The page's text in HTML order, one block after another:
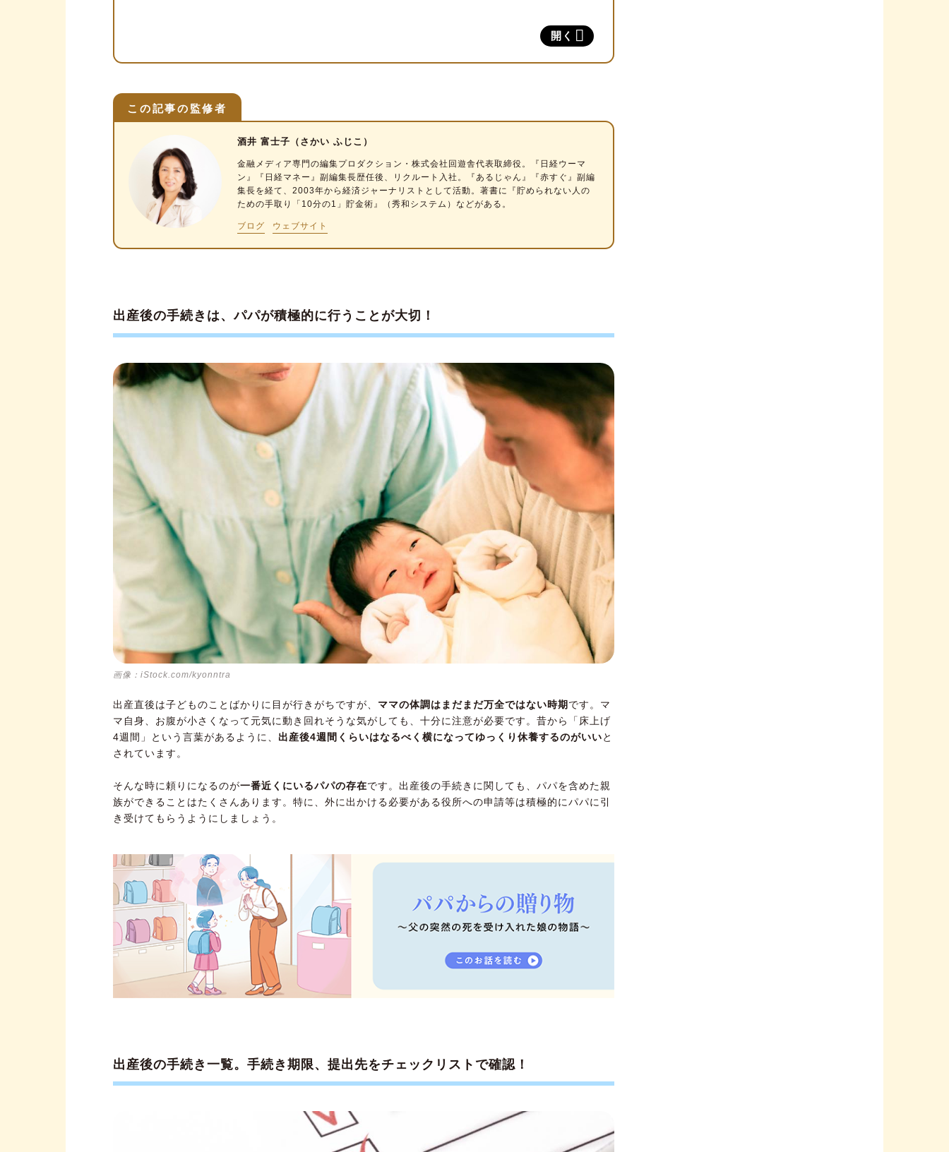
開く
「市区町村の役所」で行う手続き期限と必要なもの
②マイナンバーカードの申請【期限：なし】
③児童手当の申請【期限：産後15日以内】
④子ども医療費助成の申請【期限：自治体により異なる】
「会社・健康保険組合」をとおして行う手続き期限と必要なもの
①出産育児一時金の申請【期限：「直接支払制度」利用の場合、出産の3～4カ月
③育児休業給付金の申請【期限：育児休業開始から4カ月を経過する日の属する月
末まで】
末まで】
⑤出生後休業支援給付金の申請【期限：子の出生日から2カ月後の月末まで】
⑥高額療養費制度の利用申請【期限：診療を受けた月の翌月の初日から2年以内】
⑦出産手当金の申請【産休開始の翌日から2年以内】
「その他」の手続き期限と必要なもの
①民間の医療保険の給付金請求【期限：契約内容により異なる】
②医療費控除の申請【期限：5年後の確定申告まで】
里帰り出産、自営業者…こんな場合どうする？ 手続きの注意点
（1）妊娠を機に退職する方の場合
（2）里帰り出産する方の場合
（3）自営業の方の場合
（4）専業主婦の方の場合
（5）シングルマザーの方の場合
この記事の監修者
酒井 富士子（さかい ふじこ）
金融メディア専門の編集プロダクション・株式会社回遊舎代表取締役。『日経ウーマ
ン』『日経マネー』副編集長歴任後、リクルート入社。『あるじゃん』『赤すぐ』副編
集長を経て、2003年から経済ジャーナリストとして活動。著書に『貯められない人の
ための手取り「10分の1」貯金術』（秀和システム）などがある。
ブログ ウェブサイト
出産後の手続きは、パパが積極的に行うことが大切！
画像：iStock.com/kyonntra
出産直後は子どものことばかりに目が行きがちですが、 ママの体調はまだまだ万全ではない時期です。マ
マ自身、お腹が小さくなって元気に動き回れそうな気がしても、十分に注意が必要です。昔から「床上げ
4週間」という言葉があるように、 出産後4週間くらいはなるべく横になってゆっくり休養するのがいいと
されています。
そんな時に頼りになるのが一番近くにいるパパの存在です。出産後の手続きに関しても、パパを含めた親
族ができることはたくさんあります。特に、外に出かける必要がある役所への申請等は積極的にパパに引
き受けてもらうようにしましょう。
出産後の手続き一覧。手続き期限、提出先をチェックリストで確認！